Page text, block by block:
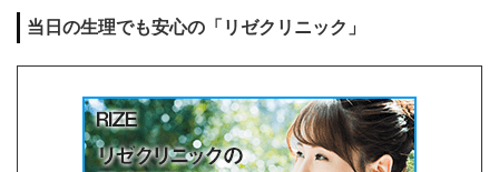
当日の生理でも安心の「リゼクリニック」